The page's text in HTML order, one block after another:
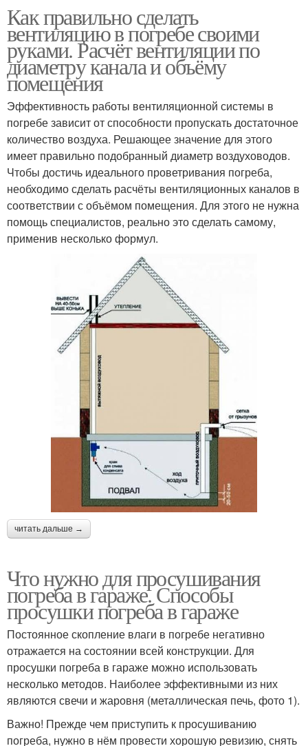
Как правильно сделать
вентиляцию в погребе своими
руками. Расчёт вентиляции по
диаметру канала и объёму
помещения
Эффективность работы вентиляционной системы в
погребе зависит от способности пропускать достаточное
количество воздуха. Решающее значение для этого
имеет правильно подобранный диаметр воздуховодов.
Чтобы достичь идеального проветривания погреба,
необходимо сделать расчёты вентиляционных каналов в
соответствии с объёмом помещения. Для этого не нужна
помощь специалистов, реально это сделать самому,
применив несколько формул.
читать дальше →
Что нужно для просушивания
погреба в гараже. Способы
просушки погреба в гараже
Постоянное скопление влаги в погребе негативно
отражается на состоянии всей конструкции. Для
просушки погреба в гараже можно использовать
несколько методов. Наиболее эффективными из них
являются свечи и жаровня (металлическая печь, фото 1).
Важно! Прежде чем приступить к просушиванию
погреба, нужно в нём провести хорошую ревизию, снять